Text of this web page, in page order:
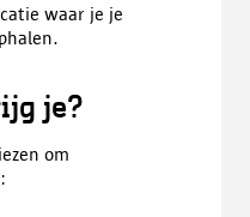
waar je je
je?
om